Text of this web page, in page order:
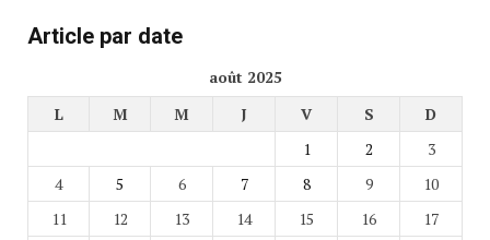
Article par date
août 2025
L
M M J V S
D
1
2
3
4
5 6 7 8 9
10
11
12 13 14 15 16
17